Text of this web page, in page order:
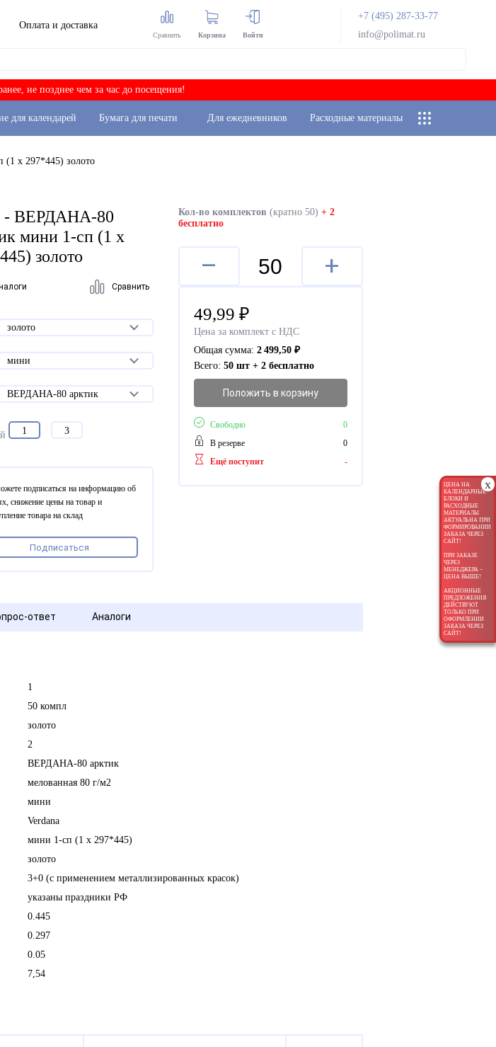
Оплата и доставка
Сравнить Корзина Войти
+7 (495) 287-33-77
info@polimat.ru
не позднее чем за час до посещения!
для календарей Бумага для печати Для ежедневников Расходные материалы
x
ЦЕНА НА
КАЛЕНДАРНЫЕ
БЛОКИ И
РАСХОДНЫЕ
МАТЕРИАЛЫ
АКТУАЛЬНА ПРИ
ФОРМИРОВАНИИ
ЗАКАЗА ЧЕРЕЗ
САЙТ!
ПРИ ЗАКАЗЕ
ЧЕРЕЗ
МЕНЕДЖЕРА –
ЦЕНА ВЫШЕ!
АКЦИОННЫЕ
ПРЕДЛОЖЕНИЯ
ДЕЙСТВУЮТ
ТОЛЬКО ПРИ
ОФОРМЛЕНИИ
ЗАКАЗА ЧЕРЕЗ
САЙТ!
х 297*445) золото
- ВЕРДАНА-80
мини 1-сп (1 х
золото
Сравнить
золото
мини
ВЕРДАНА-80 арктик
1 3
Кол-во комплектов (кратно 50) + 2
бесплатно
– +
49,99 ₽
Цена за комплект с НДС
Общая сумма: 2 499,50₽
Всего: 50 шт + 2 бесплатно
Положить в корзину
Свободно
0
В резерве
0
Ещё поступит
-
подписаться на информацию об
снижение цены на товар и
товара на склад
Подписаться
ответ Аналоги
1
50 компл
золото
2
ВЕРДАНА-80 арктик
мелованная 80 г/м2
мини
Verdana
мини 1-сп (1 х 297*445)
золото
3+0 (с применением металлизированных красок)
указаны праздники РФ
0.445
0.297
0.05
7,54